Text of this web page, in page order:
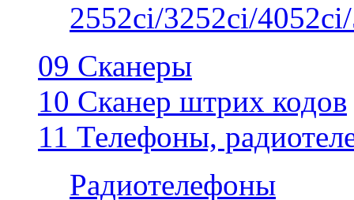
2552ci/3252ci/
09 Сканеры
10 Сканер штрих кодов
11 Телефоны,
Радиотелефоны